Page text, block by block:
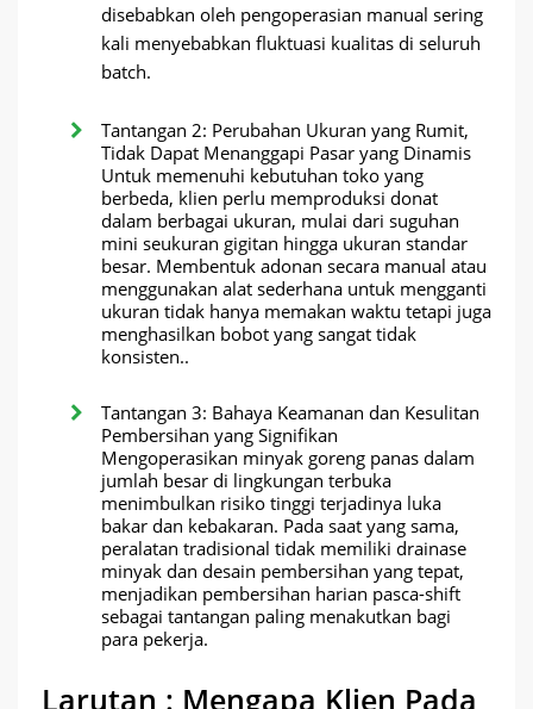
disebabkan oleh pengoperasian manual sering
kali menyebabkan fluktuasi kualitas di seluruh
batch.
Tantangan 2: Perubahan Ukuran yang Rumit,
Tidak Dapat Menanggapi Pasar yang Dinamis
Untuk memenuhi kebutuhan toko yang
berbeda, klien perlu memproduksi donat
dalam berbagai ukuran, mulai dari suguhan
mini seukuran gigitan hingga ukuran standar
besar. Membentuk adonan secara manual atau
menggunakan alat sederhana untuk mengganti
ukuran tidak hanya memakan waktu tetapi juga
menghasilkan bobot yang sangat tidak
konsisten..
Tantangan 3: Bahaya Keamanan dan Kesulitan
Pembersihan yang Signifikan
Mengoperasikan minyak goreng panas dalam
jumlah besar di lingkungan terbuka
menimbulkan risiko tinggi terjadinya luka
bakar dan kebakaran. Pada saat yang sama,
peralatan tradisional tidak memiliki drainase
minyak dan desain pembersihan yang tepat,
menjadikan pembersihan harian pasca-shift
sebagai tantangan paling menakutkan bagi
para pekerja.
Larutan : Mengapa Klien Pada